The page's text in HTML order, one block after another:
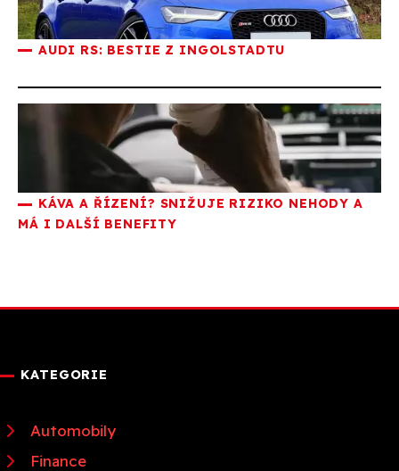
AUDI RS: BESTIE Z INGOLSTADTU
KÁVA A ŘÍZENÍ? SNIŽUJE RIZIKO NEHODY A
MÁ I DALŠÍ BENEFITY
KATEGORIE
Automobily
Finance